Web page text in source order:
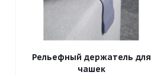
Рельефный держатель для
чашек